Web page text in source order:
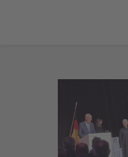
Unser Sport
Kontakt